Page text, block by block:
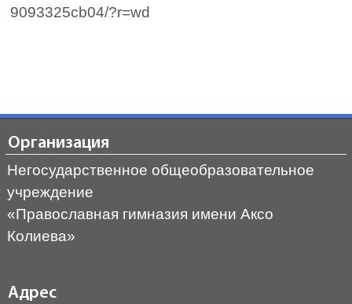
9093325cb04/?r=wd
Организация
Негосударственное общеобразовательное
учреждение
«Православная гимназия имени Аксо
Колиева»
Адрес